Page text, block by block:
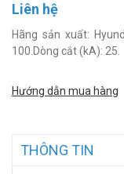
Liên hệ
Hãng sản xuất:
100.Dòng cắt (kA): 25.
Hướng dẫn mua hàng
THÔNG TIN